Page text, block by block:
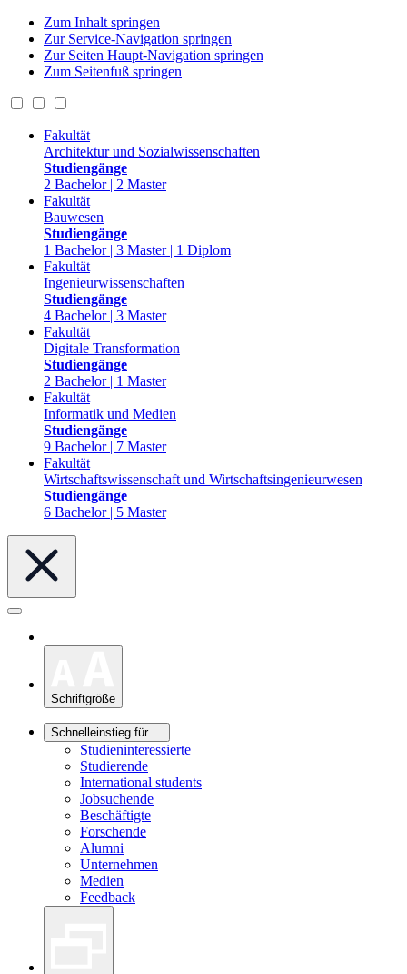
Zum Inhalt springen
Zur Service-Navigation springen
Zur Seiten Haupt-Navigation springen
Zum Seitenfuß springen
Fakultät
Architektur und Sozialwissenschaften
Studiengänge
2 Bachelor | 2 Master
Fakultät
Bauwesen
Studiengänge
1 Bachelor | 3 Master | 1 Diplom
Fakultät
Ingenieurwissenschaften
Studiengänge
4 Bachelor | 3 Master
Fakultät
Digitale Transformation
Studiengänge
2 Bachelor | 1 Master
Fakultät
Informatik und Medien
Studiengänge
9 Bachelor | 7 Master
Fakultät
Wirtschaftswissenschaft und Wirtschaftsingenieurwesen
Studiengänge
6 Bachelor | 5 Master
Schriftgröße
Schnelleinstieg für ...
Studieninteressierte
Studierende
International students
Jobsuchende
Beschäftigte
Forschende
Alumni
Unternehmen
Medien
Feedback